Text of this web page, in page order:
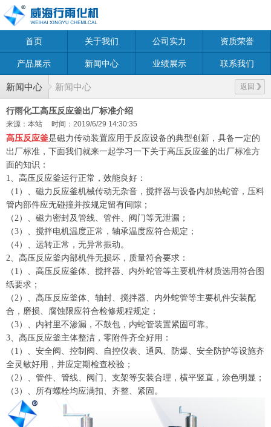
首页 关于我们 公司实力 资质荣誉
产品展示 新闻中心 业绩展示 联系我们
新闻中心 返回
新闻中心
行雨化工高压反应釜出厂标准介绍
来源：本站 时间：2019/6/29 14:30:35
高压反应釜是磁力传动装置应用于反应设备的典型创新，具备一定的
出厂标准，下面我们就来一起学习一下关于高压反应釜的出厂标准方
面的知识：
1、高压反应釜运行正常，效能良好：
（1）、磁力反应釜机械传动无杂音，搅拌器与设备内加热蛇管，压料
管内部件应无碰撞并按规定留有间隙；
（2）、磁力密封及管线、管件、阀门等无泄漏；
（3）、搅拌电机温度正常，轴承温度应符合规定；
（4）、运转正常，无异常振动。
2、高压反应釜内部机件无损坏，质量符合要求：
（1）、高压反应釜体、搅拌器、内外蛇管等主要机件材质选用符合图
纸要求；
（2）、高压反应釜体、轴封、搅拌器、内外蛇管等主要机件安装配
合，磨损、腐蚀限应符合检修规程规定；
（3）、内衬里不渗漏，不鼓包，内蛇管装置紧固可靠。
3、高压反应釜主体整洁，零附件齐全好用：
（1）、安全阀、控制阀、自控仪表、通风、防爆、安全防护等设施齐
全灵敏好用，并应定期检查校验；
（2）、管件、管线、阀门、支架等安装合理，横平竖直，涂色明显；
（3）、所有螺栓均应满扣、齐整、紧固。